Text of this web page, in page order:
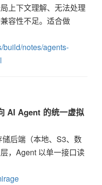
上下文理解、无法处理
容性不足。适合做
build/notes/agents-
AI Agent 的统一虚拟
储后端（本地、S3、数
，Agent 以单一接口读